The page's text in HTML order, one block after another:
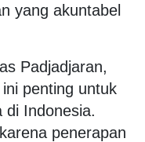
yang akuntabel
Padjadjaran,
penting untuk
di Indonesia.
penerapan